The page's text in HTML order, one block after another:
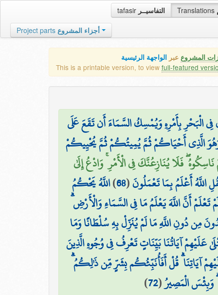
tafasir التفاسيــر Translations
Project parts أجزاء المشروع
المشروع عبر الواجهة الرئيسية
This is a printable version, to view full-featured
الْبَحْرِ بِأَمْرِهِ وَيُمْسِكُ السَّمَاءَ أَن تَقَعَ عَلَى
الَّذِي أَحْيَاكُمْ ثُمَّ يُمِيتُكُمْ ثُمَّ يُحْيِيكُمْ
فَلَا يُنَازِعُنَّكَ فِي الْأَمْرِ ۚ وَادْعُ إِلَىٰ
اللَّهُ أَعْلَمُ بِمَا تَعْمَلُونَ(
68
)اللَّهُ يَحْكُمُ
تَعْلَمْ أَنَّ اللَّهَ يَعْلَمُ مَا فِي السَّمَاءِ وَالْأَرْضِ
مِن دُونِ اللَّهِ مَا لَمْ يُنَزِّلْ بِهِ سُلْطَانًا وَمَا
عَلَيْهِمْ آيَاتُنَا بَيِّنَاتٍ تَعْرِفُ فِي وُجُوهِ الَّذِينَ
آيَاتِنَا ۗ قُلْ أَفَأُنَبِّئُكُم بِشَرٍّ مِّن ذَٰلِكُمُ
وَبِئْسَ الْمَصِيرُ(
72
)